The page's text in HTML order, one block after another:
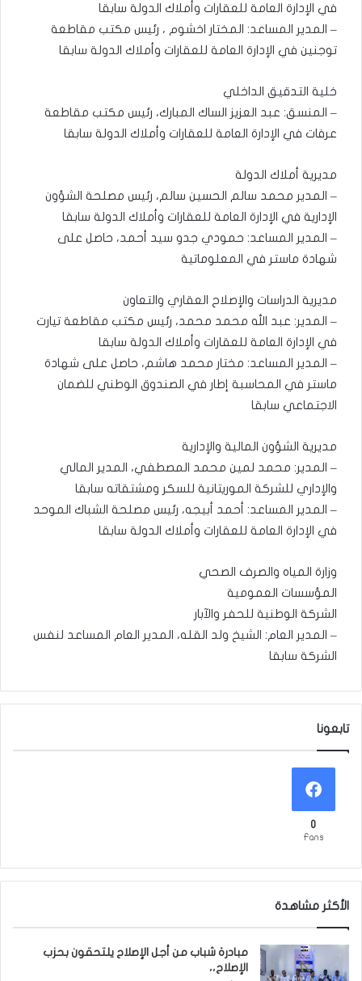
في الإدارة العامة للعقارات وأملاك الدولة سابقا
– المدير المساعد: المختار اخشوم ، رئيس مكتب مقاطعة
توجنين في الإدارة العامة للعقارات وأملاك الدولة سابقا
خلية التدقيق الداخلي
– المنسق: عبد العزيز الساك المبارك، رئيس مكتب مقاطعة
عرفات في الإدارة العامة للعقارات وأملاك الدولة سابقا
مديرية أملاك الدولة
– المدير محمد سالم الحسين سالم، رئيس مصلحة الشؤون
الإدارية في الإدارة العامة للعقارات وأملاك الدولة سابقا
– المدير المساعد: حمودي جدو سيد أحمد، حاصل على
شهادة ماستر في المعلوماتية
مديرية الدراسات والإصلاح العقاري والتعاون
– المدير: عبد الله محمد محمد، رئيس مكتب مقاطعة تيارت
في الإدارة العامة للعقارات وأملاك الدولة سابقا
– المدير المساعد: مختار محمد هاشم، حاصل على شهادة
ماستر في المحاسبة إطار في الصندوق الوطني للضمان
الاجتماعي سابقا
مديرية الشؤون المالية والإدارية
– المدير: محمد لمين محمد المصطفي، المدير المالي
والإداري للشركة الموريتانية للسكر ومشتقاته سابقا
– المدير المساعد: أحمد أبيجه، رئيس مصلحة الشباك الموحد
في الإدارة العامة للعقارات وأملاك الدولة سابقا
وزارة المياه والصرف الصحي
المؤسسات العمومية
الشركة الوطنية للحفر والآبار
– المدير العام: الشيخ ولد القله، المدير العام المساعد لنفس
الشركة سابقا
تابعونا
0
Fans
الأكثر مشاهدة
مبادرة شباب من أجل الإصلاح يلتحقون بحزب
الإصلاح،،